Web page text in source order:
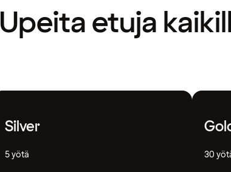
Upeita etuja
Silver
5 yötä 30